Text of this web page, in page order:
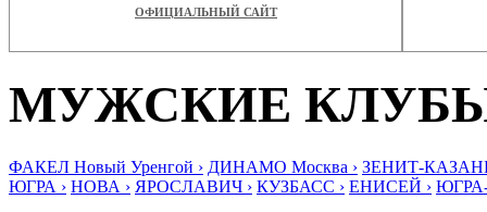
ОФИЦИАЛЬНЫЙ САЙТ
МУЖСКИЕ
ФАКЕЛ Новый Уренгой › ДИНАМО Москва › ЗЕНИТ-
ЮГРА › НОВА › ЯРОСЛАВИЧ › КУЗБАСС › ЕНИСЕЙ ›